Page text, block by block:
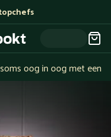
oog in oog met een